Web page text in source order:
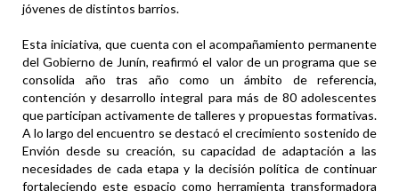
jóvenes de distintos barrios.
Esta iniciativa, que cuenta con el acompañamiento permanente
del Gobierno de Junín, reafirmó el valor de un programa que se
consolida año tras año como un ámbito de referencia,
contención y desarrollo integral para más de 80 adolescentes
que participan activamente de talleres y propuestas formativas.
A lo largo del encuentro se destacó el crecimiento sostenido de
Envión desde su creación, su capacidad de adaptación a las
necesidades de cada etapa y la decisión política de continuar
fortaleciendo este espacio como herramienta transformadora